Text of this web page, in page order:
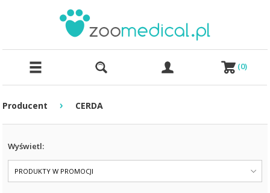
(0)
Producent › CERDA
Wyświetl:
PRODUKTY W PROMOCJI